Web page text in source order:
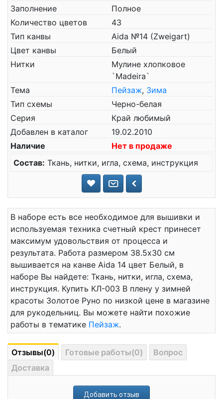
Заполнение
Полное
Количество цветов
43
Тип канвы
Aida №14 (Zweigart)
Цвет канвы
Белый
Нитки
Мулине хлопковое
`Madeira`
Тема
Пейзаж, Зима
Тип схемы
Черно-белая
Серия
Край любимый
Добавлен в каталог
19.02.2010
Наличие
Нет в продаже
Состав: Ткань, нитки, игла, схема, инструкция
В наборе есть все необходимое для вышивки и
используемая техника счетный крест принесет
максимум удовольствия от процесса и
результата. Работа размером 38.5x30 см
вышивается на канве Aida 14 цвет Белый, в
наборе Вы найдете: Ткань, нитки, игла, схема,
инструкция. Купить КЛ-003 В плену у зимней
красоты Золотое Руно по низкой цене в магазине
для рукодельниц. Вы можете найти похожие
работы в тематике Пейзаж.
Отзывы(0) Готовые работы(0)
Вопрос
Доставка
Добавить отзыв